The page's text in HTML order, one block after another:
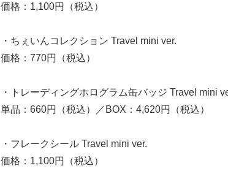
価格：1,100円（税込）
・ちぇいんコレクション Travel mini ver.
価格：770円（税込）
・トレーディングホログラム缶バッジ Travel mini
単品：660円（税込）／BOX：4,620円（税込）
・フレークシール Travel mini ver.
価格：1,100円（税込）